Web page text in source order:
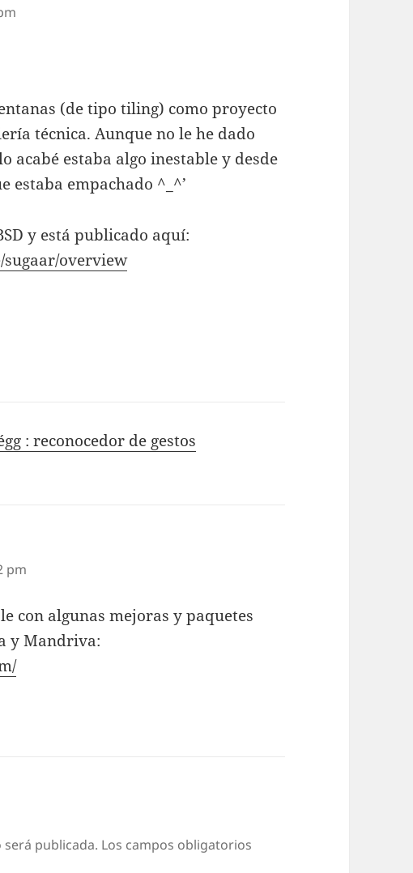
(de tipo tiling) como proyecto
técnica. Aunque no le he dado
acabé estaba algo inestable y desde
estaba empachado ^_^’
y está publicado aquí:
overview
: reconocedor de gestos
pm
con algunas mejoras y paquetes
y Mandriva:
publicada. Los campos obligatorios